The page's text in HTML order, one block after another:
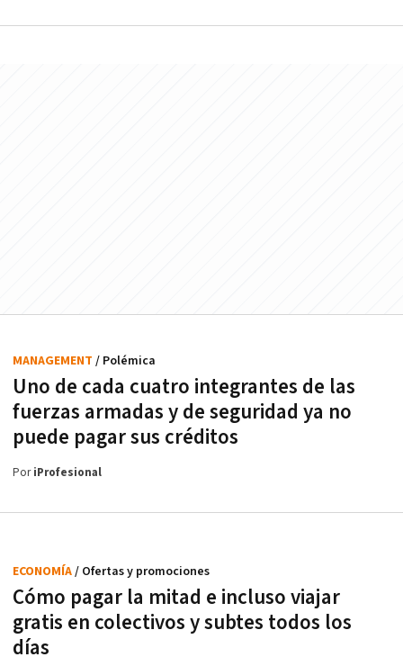
Uno de cada cuatro integrantes de las
fuerzas armadas y de seguridad ya no
puede pagar sus créditos
MANAGEMENT / Polémica
PoriProfesional
Cómo pagar la mitad e incluso viajar
gratis en colectivos y subtes todos los
días
ECONOMÍA/ Ofertas y promociones